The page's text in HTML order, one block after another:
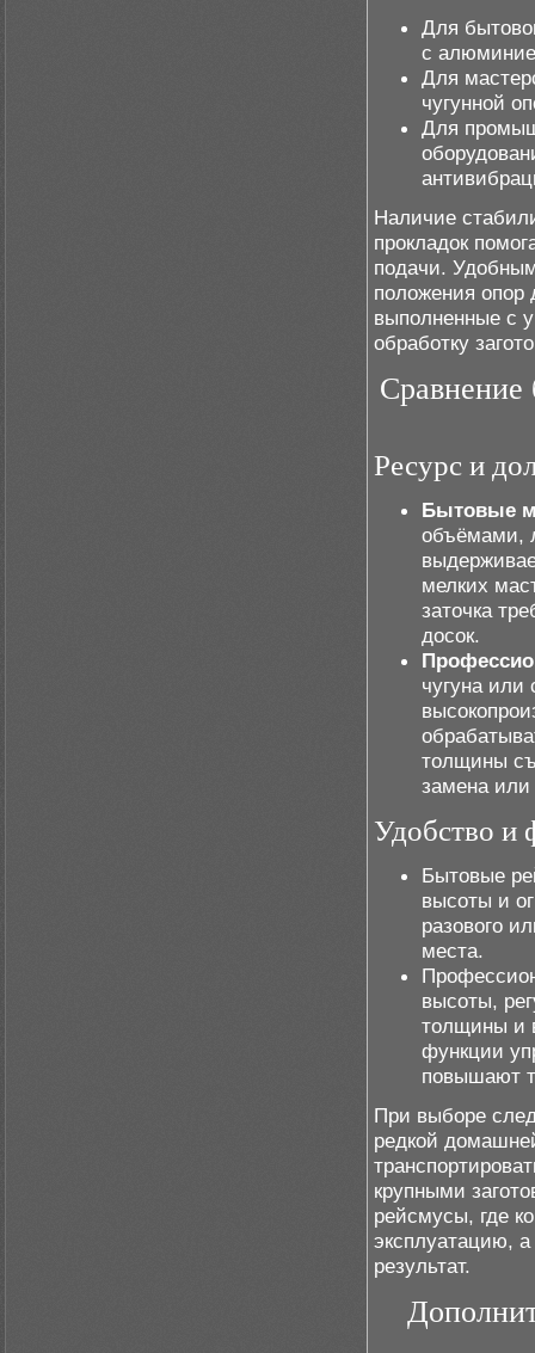
Для
с
Для
чугунной
Для
Наличие
прокладок
подачи.
положения опор
выполненные с
обработку
Сравнение
Ресурс и
Бытовые
объёмами,
мелких
заточка
досок.
чугуна
толщины
замена или
Удобство и
Бытовые
высоты и
разового
места.
высоты,
толщины и
функции
повышают
При выборе
редкой
крупными
рейсмусы, где
эксплуатацию,
результат.